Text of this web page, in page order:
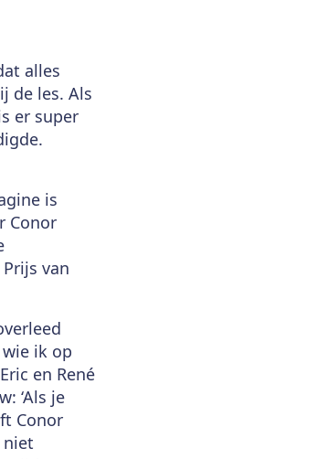
alles
de les. Als
er super
is
Conor
van
ik op
en René
‘Als je
Conor
niet